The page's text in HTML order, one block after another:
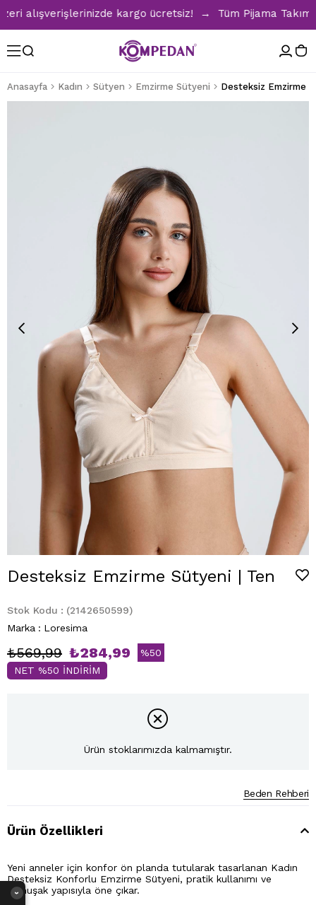
alışverişlerinizde kargo ücretsiz! → Tüm Pijama
Anasayfa Kadın Sütyen Emzirme Sütyeni Desteksiz Emzirme
Desteksiz Emzirme Sütyeni | Ten
Stok Kodu
(2142650599)
Marka : Loresima
₺569,99 ₺284,99 %50
NET %50 İNDİRİM
Ürün stoklarımızda kalmamıştır.
Beden Rehberi
Ürün Özellikleri
Yeni anneler için konfor ön planda tutularak tasarlanan Kadın
Desteksiz Konforlu Emzirme Sütyeni, pratik kullanımı ve
yumuşak yapısıyla öne çıkar.
›